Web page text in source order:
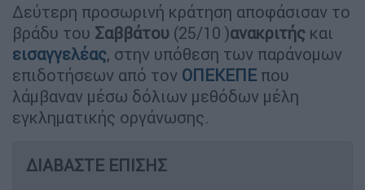
Δεύτερη προσωρινή κράτηση αποφάσισαν το
βράδυ του Σαββάτου (25/10 )ανακριτής και
εισαγγελέας, στην υπόθεση των παράνομων
επιδοτήσεων από τον ΟΠΕΚΕΠΕ που
λάμβαναν μέσω δόλιων μεθόδων μέλη
εγκληματικής οργάνωσης.
ΔΙΑΒΑΣΤΕ ΕΠΙΣΗΣ